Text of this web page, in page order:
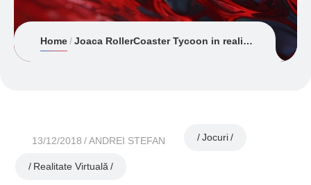
Home Joaca RollerCoaster Tycoon in realitatea virtuala
13/12/2018 ANDREI STEFAN Jocuri
Realitate Virtuală